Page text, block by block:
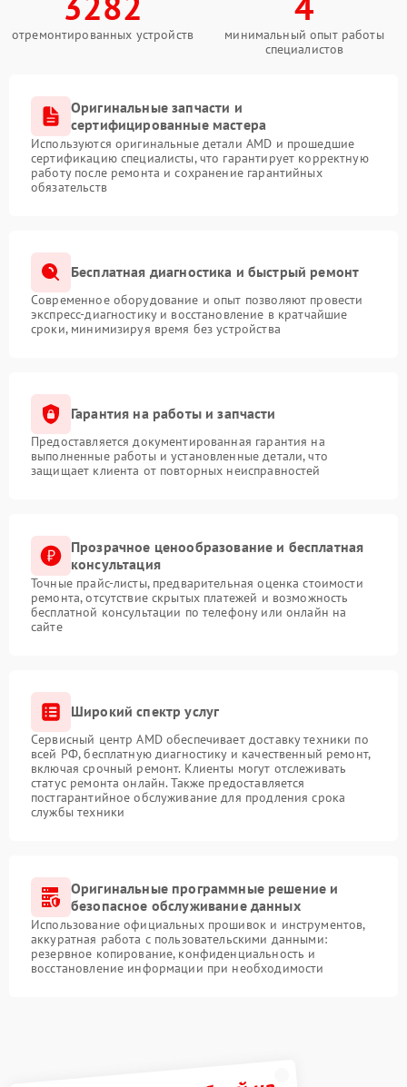
отремонтированных устройств
минимальный опыт работы
специалистов
Оригинальные запчасти и
сертифицированные мастера
Используются оригинальные детали AMD и прошедшие
сертификацию специалисты, что гарантирует корректную
работу после ремонта и сохранение гарантийных
обязательств
Бесплатная диагностика и быстрый ремонт
Современное оборудование и опыт позволяют провести
экспресс-диагностику и восстановление в кратчайшие
сроки, минимизируя время без устройства
Гарантия на работы и запчасти
Предоставляется документированная гарантия на
выполненные работы и установленные детали, что
защищает клиента от повторных неисправностей
Прозрачное ценообразование и бесплатная
консультация
Точные прайс-листы, предварительная оценка стоимости
ремонта, отсутствие скрытых платежей и возможность
бесплатной консультации по телефону или онлайн на
сайте
Широкий спектр услуг
Сервисный центр AMD обеспечивает доставку техники по
всей РФ, бесплатную диагностику и качественный ремонт,
включая срочный ремонт. Клиенты могут отслеживать
статус ремонта онлайн. Также предоставляется
постгарантийное обслуживание для продления срока
службы техники
Оригинальные программные решение и
безопасное обслуживание данных
Использование официальных прошивок и инструментов,
аккуратная работа с пользовательскими данными:
резервное копирование, конфиденциальность и
восстановление информации при необходимости